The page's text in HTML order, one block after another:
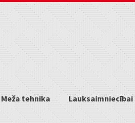
Meža tehnika Lauksaimniecībai